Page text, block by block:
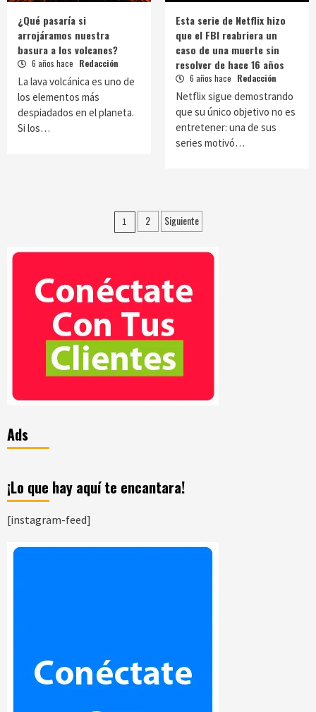
¿Qué pasaría si
arrojáramos nuestra
basura a los volcanes?
6 años hace Redacción
La lava volcánica es uno de
los elementos más
despiadados en el planeta.
Si los…
Esta serie de Netflix hizo
que el FBI reabriera un
caso de una muerte sin
resolver de hace 16 años
6 años hace Redacción
Netflix sigue demostrando
que su único objetivo no es
entretener: una de sus
series motivó…
Paginación
de
1 2 Siguiente
Ads
¡Lo que hay aquí te encantara!
[instagram-feed]